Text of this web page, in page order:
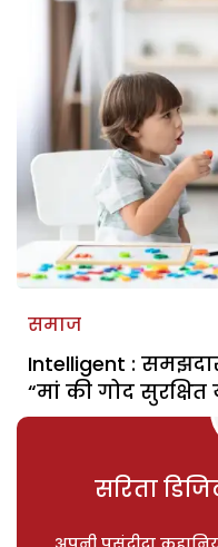
समाज
Intelligent :
“मां की गोद
सरिता